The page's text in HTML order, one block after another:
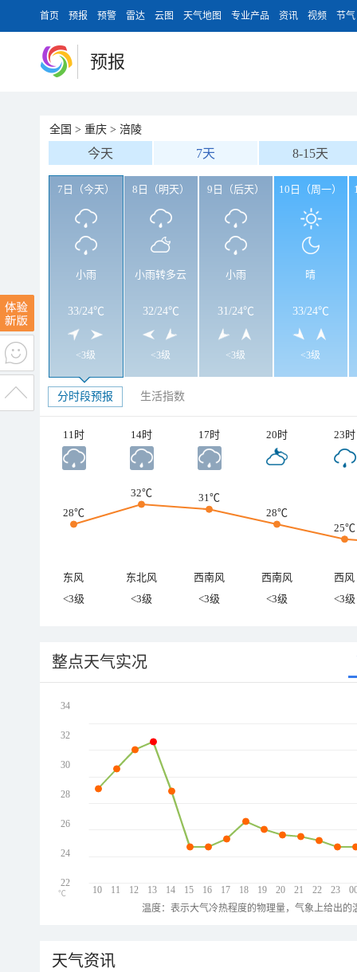
首页 预报 预警 雷达 云图 天气地图 专业产品 资讯 视频 节气
预报
全国 > 重庆 > 涪陵
今天 7天 8-15天
7日（今天）
小雨
33/24℃
<3级
8日（明天）
小雨转多云
32/24℃
<3级
9日（后天）
小雨
31/24℃
<3级
10日（周一）
晴
33/24℃
<3级
分时段预报 生活指数
11时 14时 17时 20时 23时
28℃
32℃
31℃
28℃
25℃
东风 东北风 西南风 西南风
西风
<3级
<3级 <3级 <3级 <3级
整点天气实况
10 11 12 13 14 15 16 17 18 19 20 21 22 23
34
32
30
28
26
24
22
℃
温度：表示大气冷热程度的物理量，气象上给出
天气资讯